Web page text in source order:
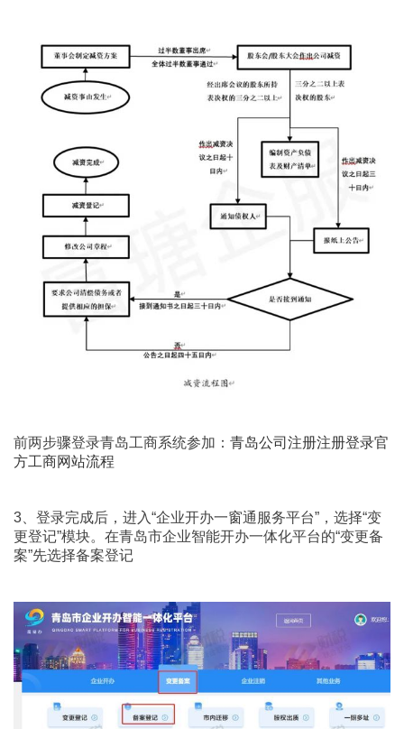
前两步骤登录青岛工商系统参加： 青岛公司注册注册登录官
方工商网站流程
3、登录完成后，进入“企业开办一窗通服务平台”，选择“变
更登记”模块。在青岛市企业智能开办一体化平台的“变更备
案”先选择备案登记